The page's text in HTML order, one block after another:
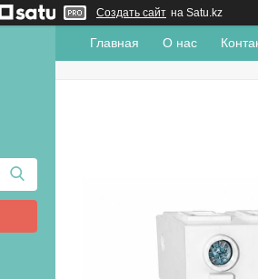
Создать сайт на Satu.kz
Главная О нас